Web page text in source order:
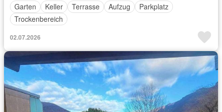
Garten
Keller Terrasse Aufzug
Parkplatz
Trockenbereich
02.07.2026